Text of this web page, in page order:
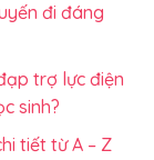
đi đáng
trợ lực điện
sinh?
tiết từ A – Z